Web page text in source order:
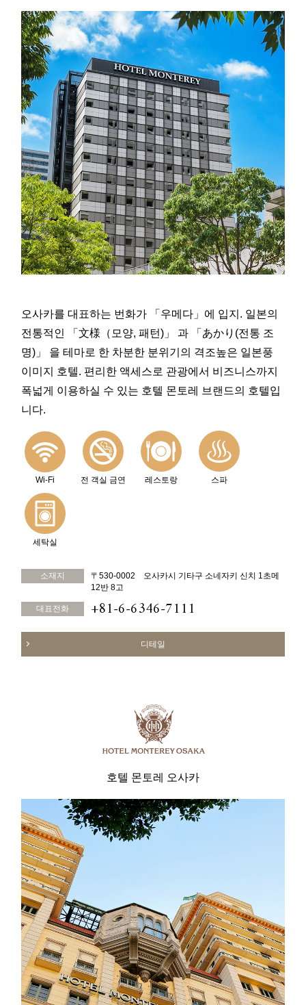
오사카를 대표하는 번화가 「우메다」에 입지. 일본의
전통적인 「文様（모양, 패턴)」 과 「あかり(전통 조
명)」 을 테마로 한 차분한 분위기의 격조높은 일본풍
이미지 호텔. 편리한 액세스로 관광에서 비즈니스까지
폭넓게 이용하실 수 있는 호텔 몬토레 브랜드의 호텔입
니다.
Wi-Fi 전 객실 금연 레스토랑 스파
세탁실
소재지
〒530-0002 오사카시 기타구 소네자키 신치 1초메
12반 8고
대표전화 +81-6-6346-7111
디테일
호텔 몬토레 오사카